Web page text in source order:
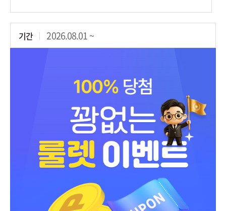
기간 2026.08.01 ~